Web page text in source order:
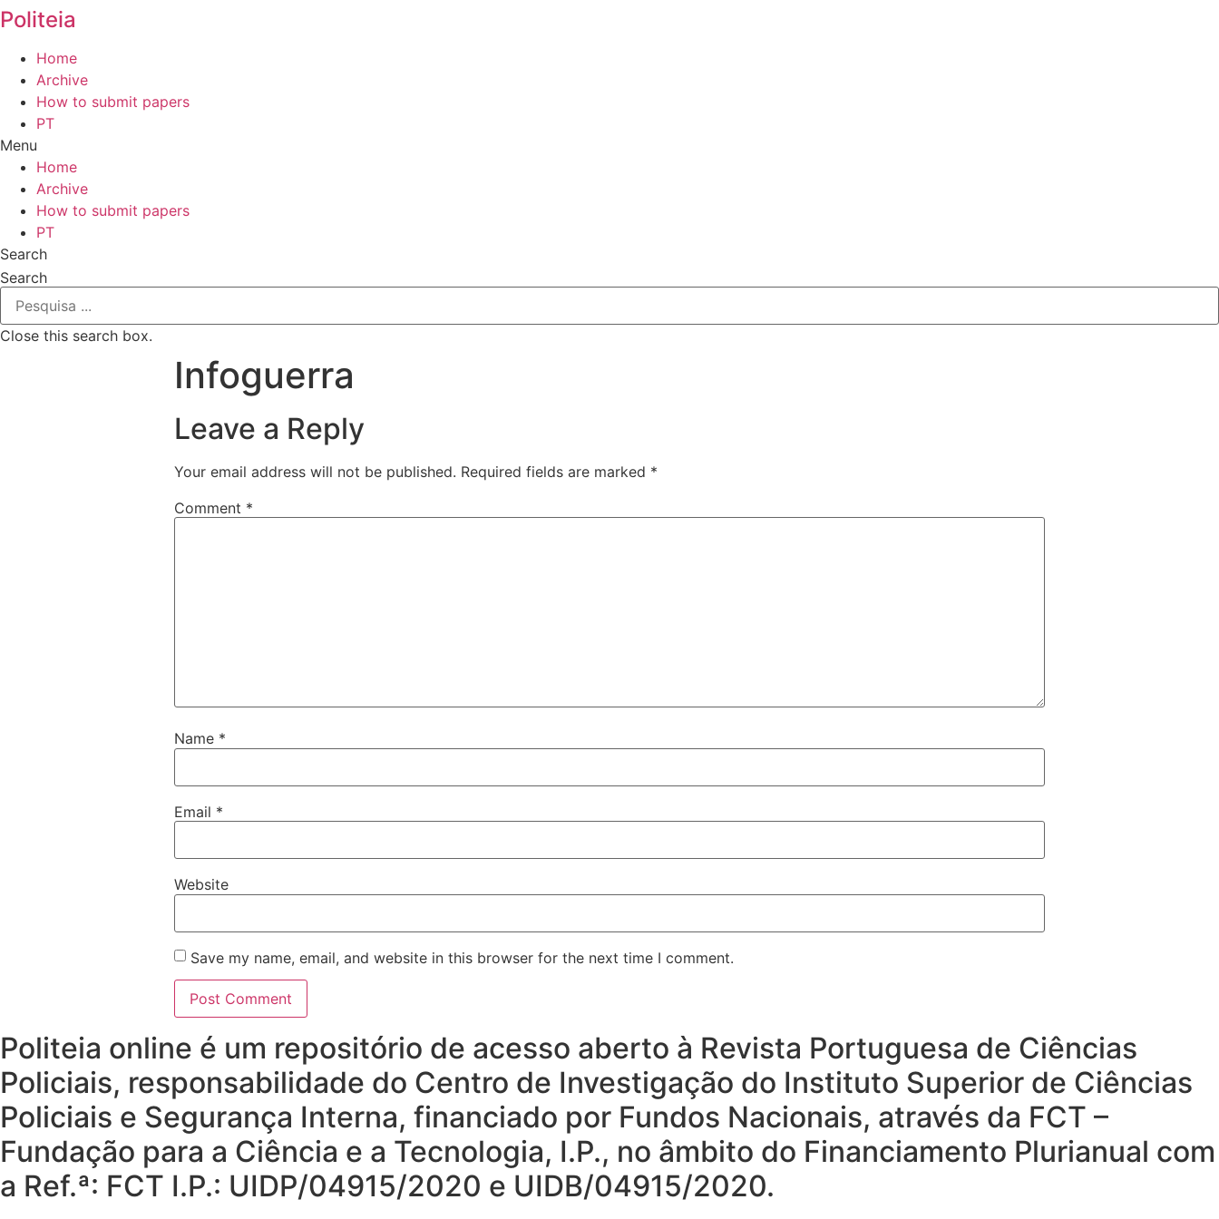
Politeia
Home
Archive
How to submit papers
PT
Menu
Home
Archive
How to submit papers
PT
Search
Search
Close this search box.
Infoguerra
Leave a Reply
Your email address will not be published. Required fields are marked *
Comment *
Name *
Email *
Website
Save my name, email, and website in this browser for the next time I comment.
Politeia online é um repositório de acesso aberto à Revista Portuguesa de Ciências
Policiais, responsabilidade do Centro de Investigação do Instituto Superior de Ciências
Policiais e Segurança Interna, financiado por Fundos Nacionais, através da FCT –
Fundação para a Ciência e a Tecnologia, I.P., no âmbito do Financiamento Plurianual com
a Ref.ª: FCT I.P.: UIDP/04915/2020 e UIDB/04915/2020.